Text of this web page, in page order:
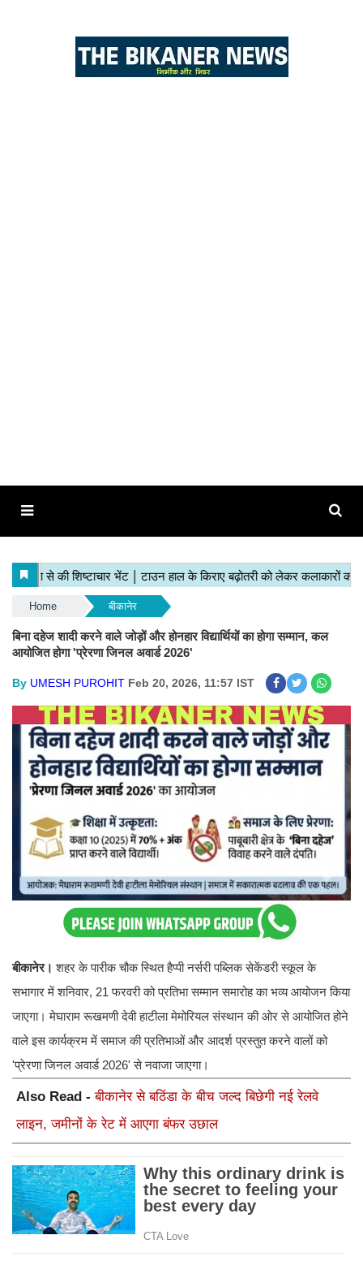
Home बीकानेर
बिना दहेज शादी करने वाले जोड़ों और होनहार विद्यार्थियों का होगा सम्मान, कल
आयोजित होगा 'प्रेरणा जिनल अवार्ड 2026'
By UMESH PUROHIT Feb 20, 2026, 11:57 IST
बीकानेर। शहर के पारीक चौक स्थित हैप्पी नर्सरी पब्लिक सेकेंडरी स्कूल के
सभागार में शनिवार, 21 फरवरी को प्रतिभा सम्मान समारोह का भव्य आयोजन किया
जाएगा। मेघाराम रूखमणी देवी हाटीला मेमोरियल संस्थान की ओर से आयोजित होने
वाले इस कार्यक्रम में समाज की प्रतिभाओं और आदर्श प्रस्तुत करने वालों को
'प्रेरणा जिनल अवार्ड 2026' से नवाजा जाएगा।
Also Read -बीकानेर से बठिंडा के बीच जल्द बिछेगी नई रेलवे
लाइन, जमीनों के रेट में आएगा बंफर उछाल